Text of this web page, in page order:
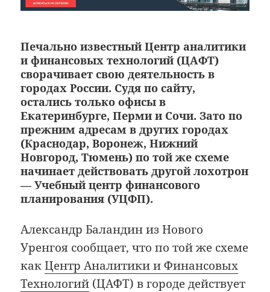
Печально известный Центр аналитики
и финансовых технологий (ЦАФТ)
сворачивает свою деятельность в
городах России. Судя по сайту,
остались только офисы в
Екатеринбурге, Перми и Сочи. Зато по
прежним адресам в других городах
(Краснодар, Воронеж, Нижний
Новгород, Тюмень) по той же схеме
начинает действовать другой лохотрон
— Учебный центр финансового
планирования (УЦФП).
Александр Баландин из Нового
Уренгоя сообщает, что по той же схеме
какЦентр Аналитики и Финансовых
Технологий (ЦАФТ) в городе действует